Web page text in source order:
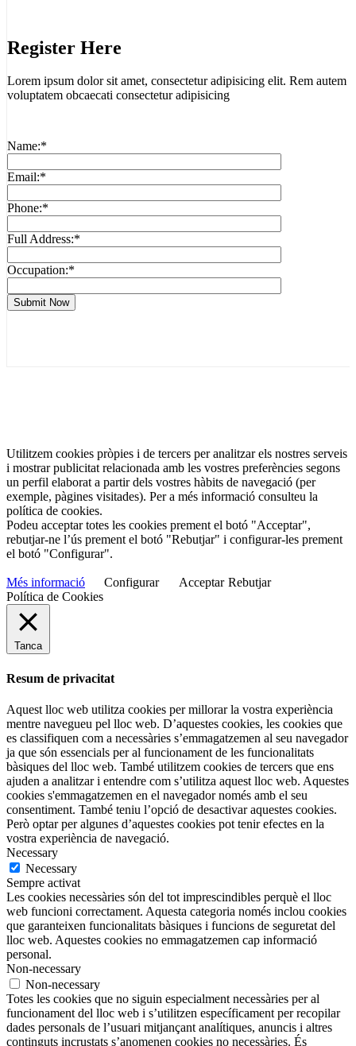
Register Here
Lorem ipsum dolor sit amet, consectetur adipisicing elit. Rem autem
voluptatem obcaecati consectetur adipisicing
Name:*
Email:*
Phone:*
Full Address:*
Occupation:*
Utilitzem cookies pròpies i de tercers per analitzar els nostres serveis
i mostrar publicitat relacionada amb les vostres preferències segons
un perfil elaborat a partir dels vostres hàbits de navegació (per
exemple, pàgines visitades). Per a més informació consulteu la
política de cookies.
Podeu acceptar totes les cookies prement el botó "Acceptar",
rebutjar-ne l’ús prement el botó "Rebutjar" i configurar-les prement
el botó "Configurar".
Més informació Configurar Acceptar Rebutjar
Política de Cookies
Tanca
Resum de privacitat
Aquest lloc web utilitza cookies per millorar la vostra experiència
mentre navegueu pel lloc web. D’aquestes cookies, les cookies que
es classifiquen com a necessàries s’emmagatzemen al seu navegador
ja que són essencials per al funcionament de les funcionalitats
bàsiques del lloc web. També utilitzem cookies de tercers que ens
ajuden a analitzar i entendre com s’utilitza aquest lloc web. Aquestes
cookies s'emmagatzemen en el navegador només amb el seu
consentiment. També teniu l’opció de desactivar aquestes cookies.
Però optar per algunes d’aquestes cookies pot tenir efectes en la
vostra experiència de navegació.
Necessary
Necessary
Sempre activat
Les cookies necessàries són del tot imprescindibles perquè el lloc
web funcioni correctament. Aquesta categoria només inclou cookies
que garanteixen funcionalitats bàsiques i funcions de seguretat del
lloc web. Aquestes cookies no emmagatzemen cap informació
personal.
Non-necessary
Non-necessary
Totes les cookies que no siguin especialment necessàries per al
funcionament del lloc web i s’utilitzen específicament per recopilar
dades personals de l’usuari mitjançant analítiques, anuncis i altres
continguts incrustats s’anomenen cookies no necessàries. És